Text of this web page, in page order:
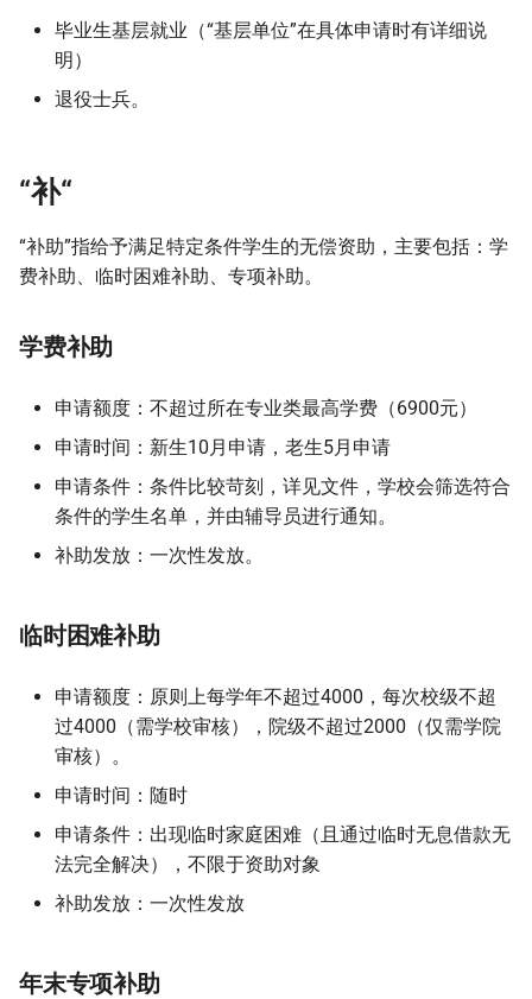
毕业生基层就业（“基层单位”在具体申请时有详细说
明）
退役士兵。
“补“
“补助”指给予满足特定条件学生的无偿资助，主要包括：学
费补助、临时困难补助、专项补助。
学费补助
申请额度：不超过所在专业类最高学费（6900元）
申请时间：新生10月申请，老生5月申请
申请条件：条件比较苛刻，详见文件，学校会筛选符合
条件的学生名单，并由辅导员进行通知。
补助发放：一次性发放。
临时困难补助
申请额度：原则上每学年不超过4000，每次校级不超
过4000（需学校审核），院级不超过2000（仅需学院
审核）。
申请时间：随时
申请条件：出现临时家庭困难（且通过临时无息借款无
法完全解决），不限于资助对象
补助发放：一次性发放
年末专项补助